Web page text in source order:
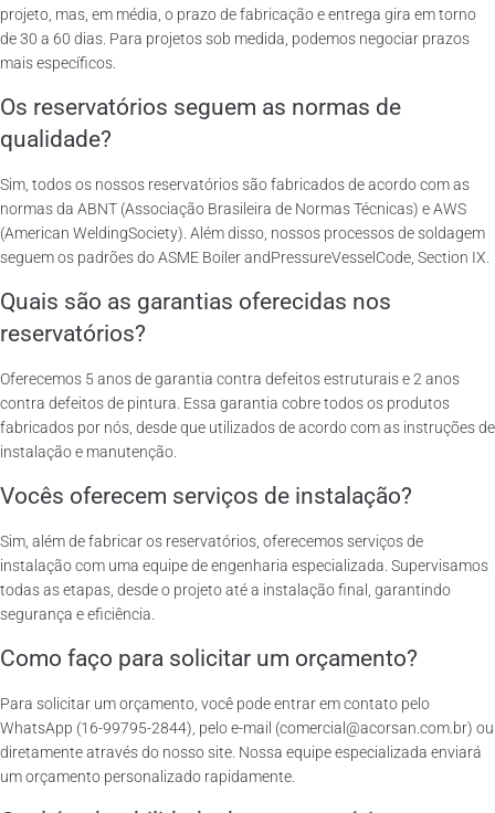
projeto, mas, em média, o prazo de fabricação e entrega gira em torno
de 30 a 60 dias. Para projetos sob medida, podemos negociar prazos
mais específicos.
Os reservatórios seguem as normas de
qualidade?
Sim, todos os nossos reservatórios são fabricados de acordo com as
normas da ABNT (Associação Brasileira de Normas Técnicas) e AWS
(American WeldingSociety). Além disso, nossos processos de soldagem
seguem os padrões do ASME Boiler andPressureVesselCode, Section IX.
Quais são as garantias oferecidas nos
reservatórios?
Oferecemos 5 anos de garantia contra defeitos estruturais e 2 anos
contra defeitos de pintura. Essa garantia cobre todos os produtos
fabricados por nós, desde que utilizados de acordo com as instruções de
instalação e manutenção.
Vocês oferecem serviços de instalação?
Sim, além de fabricar os reservatórios, oferecemos serviços de
instalação com uma equipe de engenharia especializada. Supervisamos
todas as etapas, desde o projeto até a instalação final, garantindo
segurança e eficiência.
Como faço para solicitar um orçamento?
Para solicitar um orçamento, você pode entrar em contato pelo
WhatsApp (16-99795-2844), pelo e-mail (comercial@acorsan.com.br) ou
diretamente através do nosso site. Nossa equipe especializada enviará
um orçamento personalizado rapidamente.